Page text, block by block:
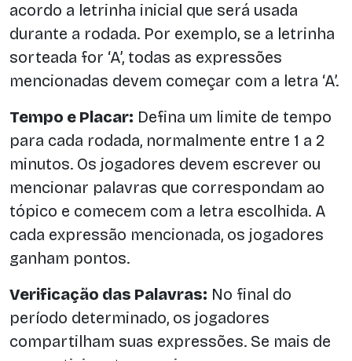
acordo a letrinha inicial que será usada
durante a rodada. Por exemplo, se a letrinha
sorteada for ‘A’, todas as expressões
mencionadas devem começar com a letra ‘A’.
Tempo e Placar: Defina um limite de tempo
para cada rodada, normalmente entre 1 a 2
minutos. Os jogadores devem escrever ou
mencionar palavras que correspondam ao
tópico e comecem com a letra escolhida. A
cada expressão mencionada, os jogadores
ganham pontos.
Verificação das Palavras: No final do
período determinado, os jogadores
compartilham suas expressões. Se mais de